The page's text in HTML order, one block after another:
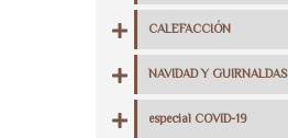
CALEFACCIÓN
NAVIDAD Y GUIRNALDAS
especial COVID-19